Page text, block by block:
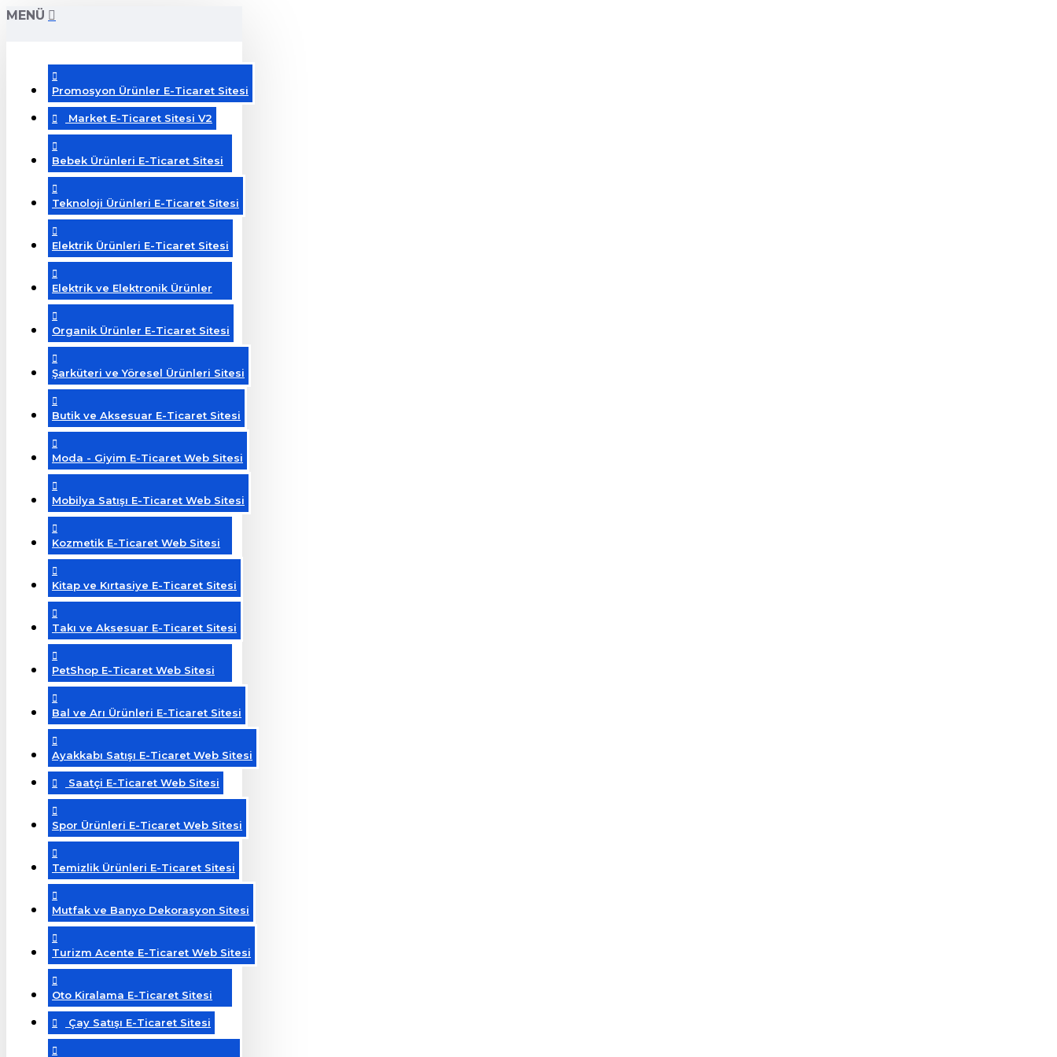
MENÜ
Promosyon Ürünler E-Ticaret Sitesi
Market E-Ticaret Sitesi V2
Bebek Ürünleri E-Ticaret Sitesi
Teknoloji Ürünleri E-Ticaret Sitesi
Elektrik Ürünleri E-Ticaret Sitesi
Elektrik ve Elektronik Ürünler
Organik Ürünler E-Ticaret Sitesi
Şarküteri ve Yöresel Ürünleri Sitesi
Butik ve Aksesuar E-Ticaret Sitesi
Moda - Giyim E-Ticaret Web Sitesi
Mobilya Satışı E-Ticaret Web Sitesi
Kozmetik E-Ticaret Web Sitesi
Kitap ve Kırtasiye E-Ticaret Sitesi
Takı ve Aksesuar E-Ticaret Sitesi
PetShop E-Ticaret Web Sitesi
Bal ve Arı Ürünleri E-Ticaret Sitesi
Ayakkabı Satışı E-Ticaret Web Sitesi
Saatçi E-Ticaret Web Sitesi
Spor Ürünleri E-Ticaret Web Sitesi
Temizlik Ürünleri E-Ticaret Sitesi
Mutfak ve Banyo Dekorasyon Sitesi
Turizm Acente E-Ticaret Web Sitesi
Oto Kiralama E-Ticaret Sitesi
Çay Satışı E-Ticaret Sitesi